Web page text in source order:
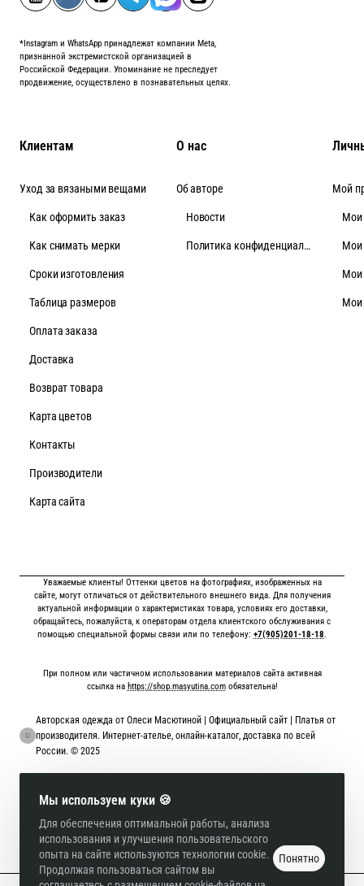
Мы используем куки 🍪
Для обеспечения оптимальной работы, анализа
использования и улучшения пользовательского
опыта на сайте используются технологии cookie.
Продолжая пользоваться сайтом вы
Понятно
*Instagram и WhatsApp принадлежат компании Meta,
признанной экстремистской организацией в
Российской Федерации. Упоминание не преследует
продвижение, осуществлено в познавательных целях.
Клиентам
Уход за вязаными вещами
Как оформить заказ
Как снимать мерки
Cроки изготовления
Таблица размеров
Оплата заказа
Доставка
Возврат товара
Карта цветов
Контакты
Производители
Карта сайта
О нас
Об авторе
Новости
Политика конфиденциальности
Мой
Мои
Мои
Мои
Мои
Уважаемые клиенты! Оттенки цветов на фотографиях, изображенных на
сайте, могут отличаться от действительного внешнего вида. Для получения
актуальной информации о характеристиках товара, условиях его доставки,
обращайтесь, пожалуйста, к операторам отдела клиентского обслуживания с
помощью специальной формы связи или по телефону: +7(905)201-18-18.
При полном или частичном использовании материалов сайта активная
ссылка на https://shop.masyutina.comобязательна!
Авторская одежда от Олеси Масютиной | Официальный сайт | Платья от
производителя. Интернет-ателье, онлайн-каталог, доставка по всей
России. © 2025
Онлайн оплата картой